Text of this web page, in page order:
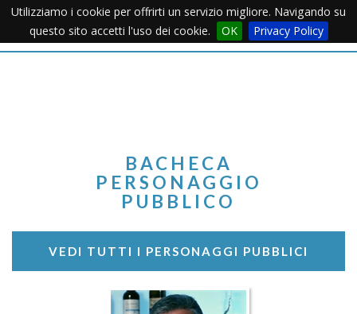
Utilizziamo i cookie per offrirti un servizio migliore. Navigando su
questo sito accetti l'uso dei cookie.
OK Privacy PolicyMenu
BACHECA
PERSONAGGIO
PUBBLICO
VEDI TUTTI I PERSONAGGI PUBBLICI